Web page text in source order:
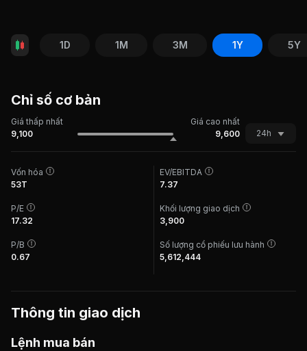
1D 1M 3M 1Y 5Y
Chỉ số cơ bản
Giá thấp nhất
Giá cao nhất
9,100
9,600 24h
Vốn hóa
53T
P/E
17.32
P/B
0.67
EV/EBITDA
7.37
Khối lượng giao dịch
3,900
Số lượng cổ phiếu lưu hành
5,612,444
Thông tin giao dịch
Lệnh mua bán